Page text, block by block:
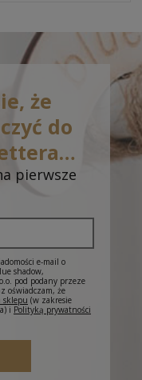
że
do
pierwsze
e-mail o
shadow,
pod podany przeze
oświadczam, że
sklepu (w zakresie
i Polityką prywatności